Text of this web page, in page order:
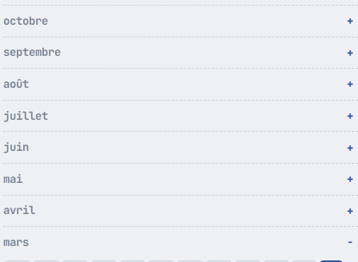
octobre
septembre
août
juillet
juin
mai
avril
mars